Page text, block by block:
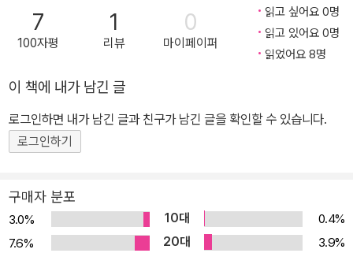
7
100자평
1
리뷰
0
마이페이퍼
읽고 싶어요 0명
읽고 있어요 0명
읽었어요 8명
이 책에 내가 남긴 글
로그인하면 내가 남긴 글과 친구가 남긴 글을 확인할 수 있습니다.
로그인하기
구매자 분포
3.0% 10대
0.4%
7.6%
20대
3.9%